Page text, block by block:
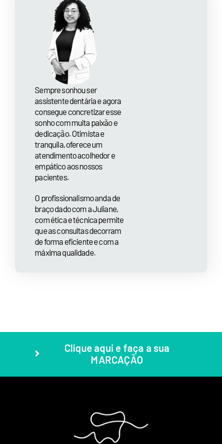
Sempre sonhou ser
assistente dentária e agora
consegue concretizar esse
sonho com muita paixão e
dedicação. Otimista e
tranquila, oferece um
atendimento acolhedor e
empático aos nossos
pacientes.
O profissionalismo anda de
braço dado com a Juliane,
com ética e técnica permite
que as consultas decorram
de forma eficiente e com a
máxima qualidade.
Clique aqui e faça a sua
MARCAÇÃO